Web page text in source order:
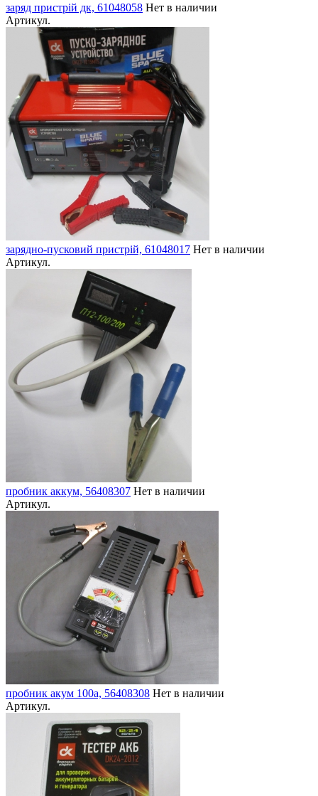
заряд пристрій дк, 61048058 Нет в наличии
Артикул.
зарядно-пусковий пристрій, 61048017 Нет в наличии
Артикул.
пробник аккум, 56408307 Нет в наличии
Артикул.
пробник акум 100а, 56408308 Нет в наличии
Артикул.